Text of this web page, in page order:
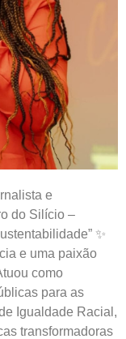
e
do Silício –
✨
e uma paixão
como
para as
Igualdade Racial,
transformadoras